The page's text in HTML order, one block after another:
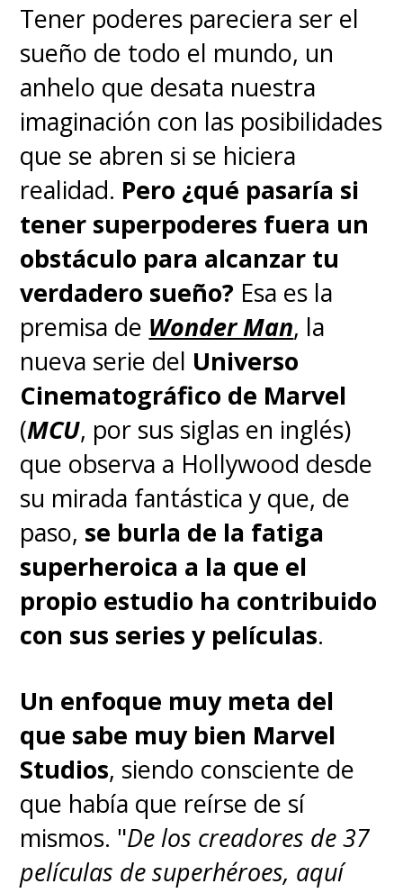
Cuando Disney adquirió
Lucasfilm en 2012, se
convirtió en el dueño de la
propiedad intelectual de
Indiana Jones . Sin embargo,
Paramount Pictures logró
retener los derechos de
distribución de las primeras
cuatro películas.
Aquellas cuatro entregas
cinematográficas llegaron a
Disney+ gracias a un acuerdo
entre Disney y Paramount en
2023, pero el acuerdo de
licencia acaba de expirar
ello, las primeras cuatro
películas de Indy tuvieron que
son exclusivas de
Paramount+, a excepción de
Indiana Jones y el Dial del
Destino.
Esto solo es otro punto a
Tener poderes pareciera ser el
sueño de todo el mundo, un
anhelo que desata nuestra
imaginación con las posibilidades
que se abren si se hiciera
realidad. Pero ¿qué pasaría si
tener superpoderes fuera un
obstáculo para alcanzar tu
verdadero sueño? Esa es la
premisa de Wonder Man, la
nueva serie del Universo
Cinematográfico de Marvel
(MCU, por sus siglas en inglés)
que observa a Hollywood desde
su mirada fantástica y que, de
paso, se burla de la fatiga
superheroica a la que el
propio estudio ha contribuido
con sus series y películas.
Un enfoque muy meta del
que sabe muy bien Marvel
Studios, siendo consciente de
que había que reírse de sí
mismos. "De los creadores de 37
películas de superhéroes, aquí